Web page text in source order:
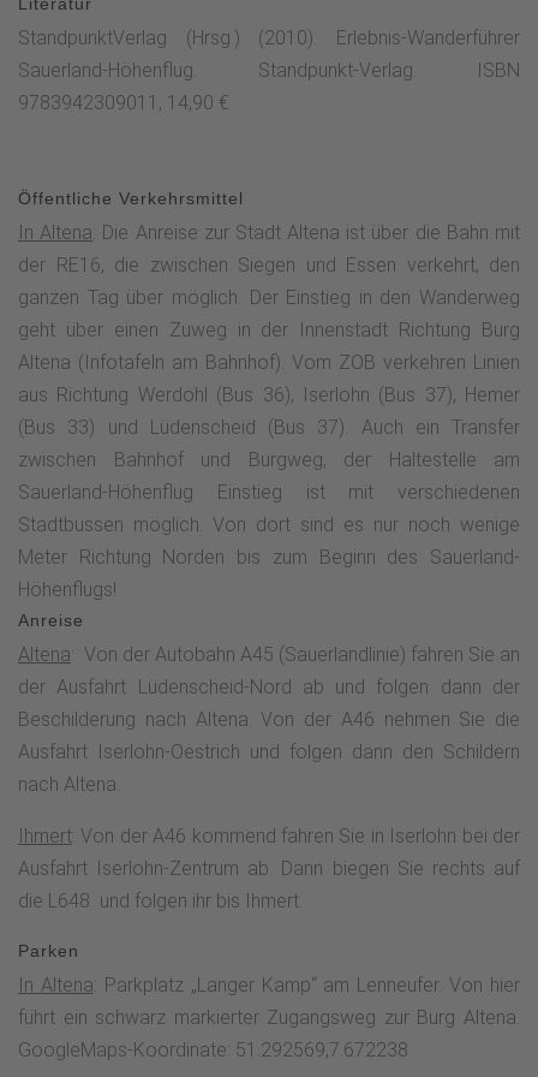
beginnt der Sauerland-Höhenflug. Zu der Zeit haben die
Brüder Adolf und Everhard die Burg auf dem Bergsporn des
Klusenberges errichtet. 1912 richtete Richard Schirrmann in
besichtigen.Direkt an der Burg Altena an den
Einstiegsportalen vor den mächtigen Burgmauern beginnt
der Sauerland-Höhenflug. Der Weg führt zuerst durch enge
Gässchen hinab in ein Seitental (bitte verpasse nicht den
Treppenabstieg zwischen den Häusern oberhalb der
Straßenüberquerung der L 698), bevor der Wanderweg auf
der gegenüberliegenden Bergseite wieder ansteigt. Bei dem
Aufstieg bis Altena - Hegenscheid kann man schon mal in´s
Schwitzen kommen! Eine Sitzgruppe lädt daher auf halbem
Weg zu einer Pause ein. Der Wanderabschnitt verläuft
parallel mit dem Drahthandelsweg, der von Lüdenscheid
nach Iserlohn verläuft und mittels Tafeln über die Geschichte
der Eisengewinnung und der Drahtherstellung informiert.
Unterwegs passierst Du den Bergrücken „Toter Mann“, der
durch die Erschöpfung des dortigen Eisenvorkommens zu
Beginn des 17. Jahrhunderts zu seinem Namen kam. Der
Aufstieg wird auf dem 473 m hohen Hegenscheid mit einer
fantastischen Aussicht belohnt!Auf dem Hegenscheid
befindet sich der Flugplatz des Luftsportvereins
bis 2 Tonnen zu einem Rundflug starten. Der Höhenflug
verläuft parallel zu dem Flugplatz, immer wieder mit
herrlichen Aussichten, dann über den Rüssenberg (434 m)
dem Rüssenberg als auch auf dem Bergrücken „Auf dem
Giebel“ oberhalb von Dahle hat der Orkan Kyrill viele
Freiflächen entstehen lassen, die neben Fernblicken gerade
StandpunktVerlag (Hrsg.) (2010): Erlebnis-Wanderführer
Sauerland-Höhenflug. Standpunkt-Verlag. ISBN
9783942309011, 14,90 €
Öffentliche Verkehrsmittel
In Altena: Die Anreise zur Stadt Altena ist über die Bahn mit
der RE16, die zwischen Siegen und Essen verkehrt, den
ganzen Tag über möglich. Der Einstieg in den Wanderweg
geht über einen Zuweg in der Innenstadt Richtung Burg
Altena (Infotafeln am Bahnhof). Vom ZOB verkehren Linien
aus Richtung Werdohl (Bus 36), Iserlohn (Bus 37), Hemer
(Bus 33) und Lüdenscheid (Bus 37). Auch ein Transfer
zwischen Bahnhof und Burgweg, der Haltestelle am
Sauerland-Höhenflug Einstieg ist mit verschiedenen
Stadtbussen möglich. Von dort sind es nur noch wenige
Meter Richtung Norden bis zum Beginn des Sauerland-
Höhenflugs!
Anreise
Altena: Von der Autobahn A45 (Sauerlandlinie) fahren Sie an
der Ausfahrt Lüdenscheid-Nord ab und folgen dann der
Beschilderung nach Altena. Von der A46 nehmen Sie die
Ausfahrt Iserlohn-Oestrich und folgen dann den Schildern
nach Altena.
Ihmert: Von der A46 kommend fahren Sie in Iserlohn bei der
Ausfahrt Iserlohn-Zentrum ab. Dann biegen Sie rechts auf
die L648 und folgen ihr bis Ihmert.
Parken
In Altena: Parkplatz „Langer Kamp“ am Lenneufer. Von hier
führt ein schwarz markierter Zugangsweg zur Burg Altena.
GoogleMaps-Koordinate: 51.292569,7.672238